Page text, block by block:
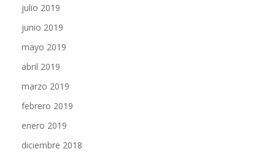
junio 2019
mayo 2019
abril 2019
marzo 2019
febrero 2019
enero 2019
diciembre 2018
noviembre 2018